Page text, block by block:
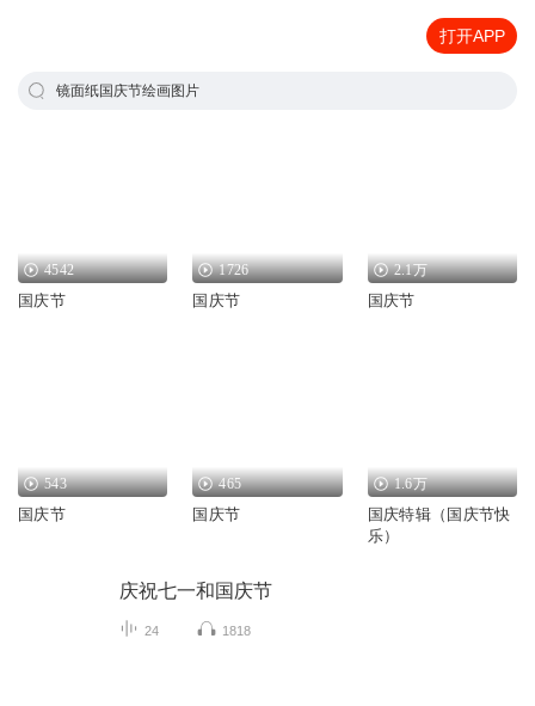
打开APP
镜面纸国庆节绘画图片
4542
国庆节
1726
国庆节
2.1万
国庆节
543
国庆节
465
国庆节
1.6万
国庆特辑（国庆节快
乐）
庆祝七一和国庆节
24 1818